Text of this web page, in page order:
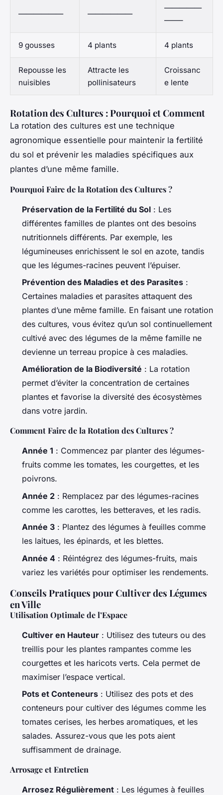
—————— ——————
—————
——–
9 gousses 4 plants 4 plants
Repousse les
nuisibles
Attracte les
pollinisateurs
Croissanc
e lente
Rotation des Cultures : Pourquoi et Comment
La rotation des cultures est une technique
agronomique essentielle pour maintenir la fertilité
du sol et prévenir les maladies spécifiques aux
plantes d’une même famille.
Pourquoi Faire de la Rotation des Cultures ?
Préservation de la Fertilité du Sol : Les
différentes familles de plantes ont des besoins
nutritionnels différents. Par exemple, les
légumineuses enrichissent le sol en azote, tandis
que les légumes-racines peuvent l’épuiser.
Prévention des Maladies et des Parasites :
Certaines maladies et parasites attaquent des
plantes d’une même famille. En faisant une rotation
des cultures, vous évitez qu’un sol continuellement
cultivé avec des légumes de la même famille ne
devienne un terreau propice à ces maladies.
Amélioration de la Biodiversité : La rotation
permet d’éviter la concentration de certaines
plantes et favorise la diversité des écosystèmes
dans votre jardin.
Comment Faire de la Rotation des Cultures ?
Année 1 : Commencez par planter des légumes-
fruits comme les tomates, les courgettes, et les
poivrons.
Année 2 : Remplacez par des légumes-racines
comme les carottes, les betteraves, et les radis.
Année 3 : Plantez des légumes à feuilles comme
les laitues, les épinards, et les blettes.
Année 4 : Réintégrez des légumes-fruits, mais
variez les variétés pour optimiser les rendements.
Conseils Pratiques pour Cultiver des Légumes
en Ville
Utilisation Optimale de l’Espace
Cultiver en Hauteur : Utilisez des tuteurs ou des
treillis pour les plantes rampantes comme les
courgettes et les haricots verts. Cela permet de
maximiser l’espace vertical.
Pots et Conteneurs : Utilisez des pots et des
conteneurs pour cultiver des légumes comme les
tomates cerises, les herbes aromatiques, et les
salades. Assurez-vous que les pots aient
suffisamment de drainage.
Arrosage et Entretien
Arrosez Régulièrement : Les légumes à feuilles